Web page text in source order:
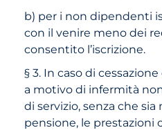
b) per i non dipendenti
con il venire meno dei
consentito l’iscrizione.
§ 3. In caso di
a motivo di infermità
di servizio, senza che
pensione, le prestazioni